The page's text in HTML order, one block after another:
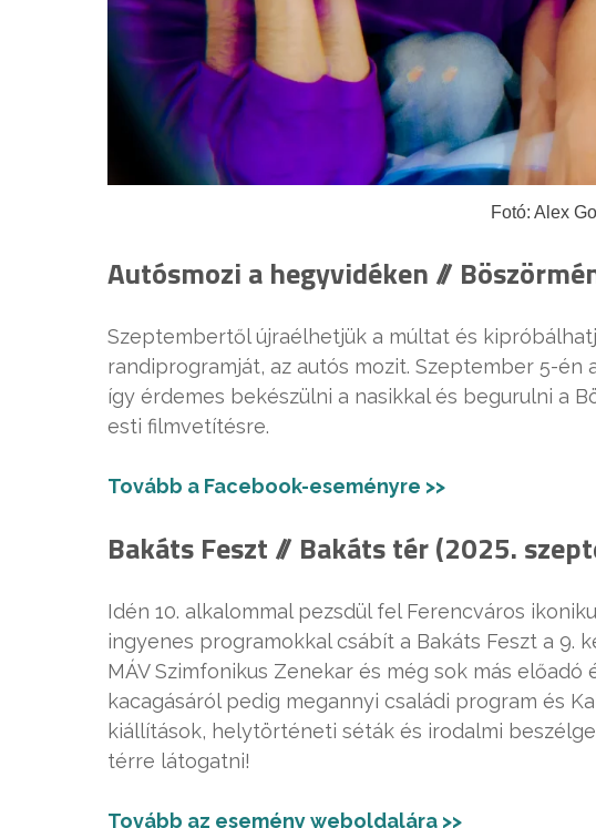
Fotó: Alex
Autósmozi a hegyvidéken //
Szeptembertől újraélhetjük a múltat és
randiprogramját, az autós mozit. Szeptember 5-
így érdemes bekészülni a nasikkal és begurulni a
esti filmvetítésre.
Tovább a Facebook-eseményre >>
Bakáts Feszt // Bakáts tér (2025.
Idén 10. alkalommal pezsdül fel Ferencváros
ingyenes programokkal csábít a Bakáts Feszt a 9.
MÁV Szimfonikus Zenekar és még sok más
kacagásáról pedig megannyi családi program és
kiállítások, helytörténeti séták és irodalmi
térre látogatni!
Tovább az esemény weboldalára >>